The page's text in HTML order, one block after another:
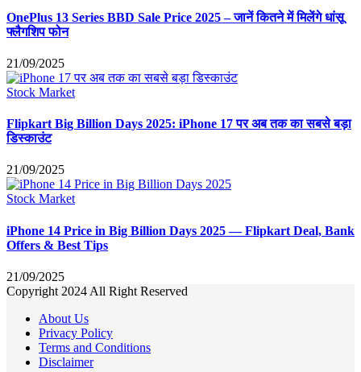
OnePlus 13 Series BBD Sale Price 2025 – जानें कितने में मिलेंगे धांसू
फ्लैगशिप फोन
21/09/2025
Stock Market
Flipkart Big Billion Days 2025: iPhone 17 पर अब तक का सबसे बड़ा
डिस्काउंट
21/09/2025
Stock Market
iPhone 14 Price in Big Billion Days 2025 — Flipkart Deal, Bank
Offers & Best Tips
21/09/2025
Copyright 2024 All Right Reserved
About Us
Privacy Policy
Terms and Conditions
Disclaimer